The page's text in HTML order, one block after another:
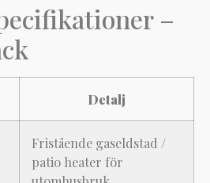
–
Detalj
Fristående gaseldstad /
patio heater för